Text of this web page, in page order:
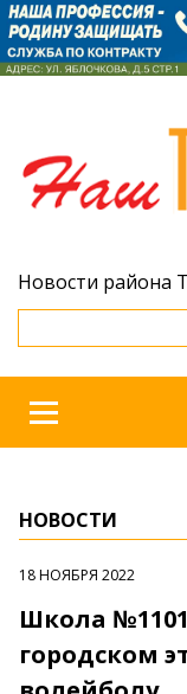
Новости района
НОВОСТИ
18 НОЯБРЯ 2022
Школа
городском